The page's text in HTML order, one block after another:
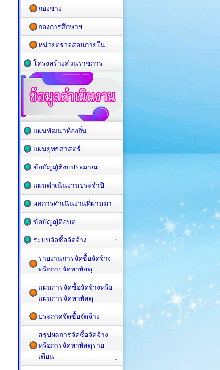
กองช่าง
กองการศึกษาฯ
หน่วยตรวจสอบภายใน
โครงสร้างส่วนราชการ
แผนพัฒนาท้องถิ่น
แผนยุทธศาสตร์
ข้อบัญญัติงบประมาณ
แผนดำเนินงานประจำปี
ผลการดำเนินงานที่ผ่านมา
ข้อบัญญัติอบต.
ระบบจัดซื้อจัดจ้าง
รายงานการจัดซื้อจัดจ้าง
หรือการจัดหาพัสดุ
แผนการจัดซื้อจัดจ้างหรือ
แผนการจัดหาพัสดุ
ประกาศจัดซื้อจัดจ้าง
สรุปผลการจัดซื้อจัดจ้าง
หรือการจัดหาพัสดุราย
เดือน